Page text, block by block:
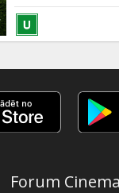
Forum